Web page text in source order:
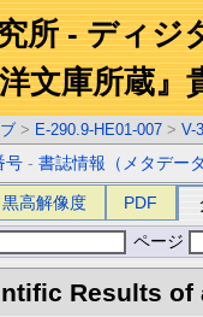
所 - ディジ
文庫所蔵』
> E-290.9-HE01-007 > V-3
号 -書誌情報（メタデー
黒高解像度 PDF
ページ
Results of